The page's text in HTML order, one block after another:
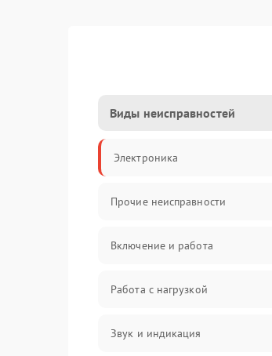
Виды неисправностей
Электроника
Прочие неисправности
Включение и работа
Работа с нагрузкой
Звук и индикация